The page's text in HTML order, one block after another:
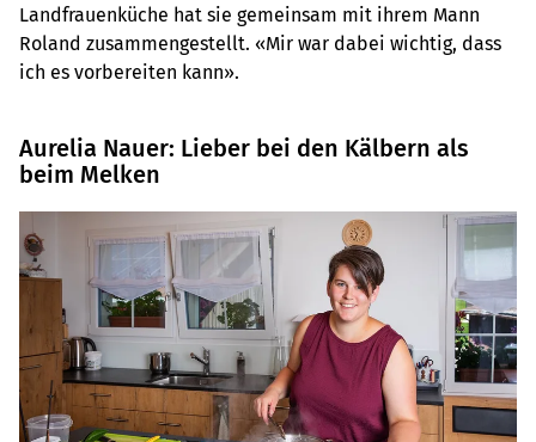
Landfrauenküche hat sie gemeinsam mit ihrem Mann
Roland zusammengestellt. «Mir war dabei wichtig, dass
ich es vorbereiten kann».
Aurelia Nauer: Lieber bei den Kälbern als
beim Melken